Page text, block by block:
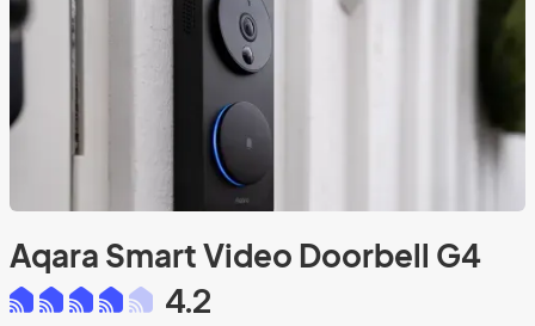
Aqara Smart Video Doorbell G4
4.2